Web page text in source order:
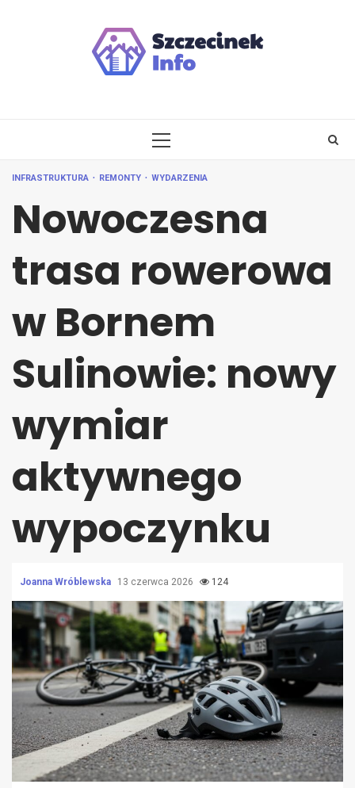
PRIMARY
INFRASTRUKTURA REMONTY WYDARZENIA
Nowoczesna
trasa rowerowa
w Bornem
Sulinowie: nowy
wymiar
aktywnego
wypoczynku
Joanna Wróblewska 13 czerwca 2026 124